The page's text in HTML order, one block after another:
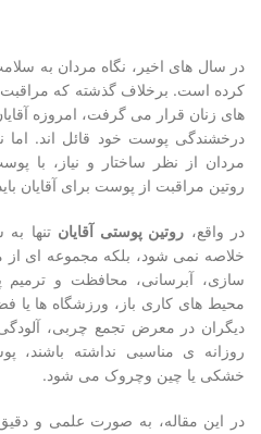
در سال های اخیر، نگاه مردان به
کرده است. برخلاف گذشته که
های زنان قرار می گرفت، امروزه
درخشندگی پوست خود قائل اند.
مردان از نظر ساختار و نیاز، با
روتین مراقبت از پوست برای آقایان
در واقع، روتین پوستی آقایان تنها
خلاصه نمی شود، بلکه مجموعه ای
سازی، آبرسانی، محافظت و
محیط های کاری باز، ورزشگاه ها یا
روزانه ی مناسبی نداشته باشند،
خشکی یا چین وچروک می شود.
در این مقاله، به صورت علمی و